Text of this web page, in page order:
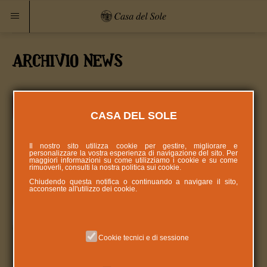
ARCHIVIO NEWS
una casa per tutti
format che ha coinvolto tante scolaresche
mantovane lo scorso maggio. La Camminata
e prenditi cura dei bambini e ragazzi di Casa
CASA DEL SOLE
Il nostro sito utilizza cookie per gestire, migliorare e
personalizzare la vostra esperienza di navigazione del sito. Per
maggiori informazioni su come utilizziamo i cookie e su come
rimuoverli, consulti la nostra politica suicookie.
Chiudendo questa notifica o continuando a navigare il sito,
acconsente all'utilizzo dei cookie.
Cookie tecnici e di sessione